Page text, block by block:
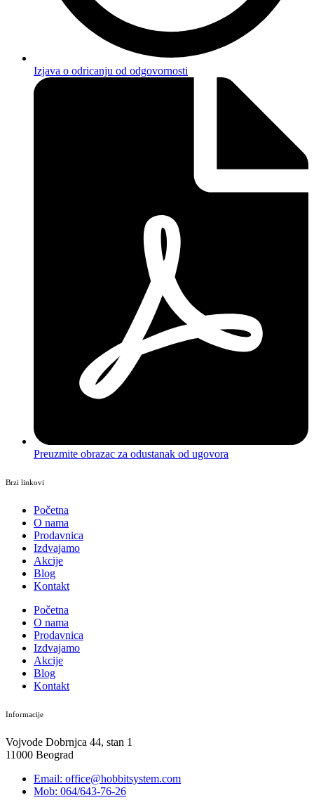
Izjava o odricanju od odgovornosti
Preuzmite obrazac za odustanak od ugovora
Brzi linkovi
Početna
O nama
Prodavnica
Izdvajamo
Akcije
Blog
Kontakt
Početna
O nama
Prodavnica
Izdvajamo
Akcije
Blog
Kontakt
Informacije
Vojvode Dobrnjca 44, stan 1
11000 Beograd
Email: office@hobbitsystem.com
Mob: 064/643-76-26